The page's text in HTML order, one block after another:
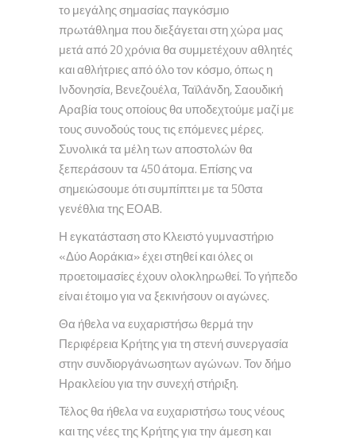
το μεγάλης σημασίας παγκόσμιο
πρωτάθλημα που διεξάγεται στη χώρα μας
μετά από 20 χρόνια θα συμμετέχουν αθλητές
και αθλήτριες από όλο τον κόσμο, όπως η
Ινδονησία, Βενεζουέλα, Ταϊλάνδη, Σαουδική
Αραβία τους οποίους θα υποδεχτούμε μαζί με
τους συνοδούς τους τις επόμενες μέρες.
Συνολικά τα μέλη των αποστολών θα
ξεπεράσουν τα 450 άτομα. Επίσης να
σημειώσουμε ότι συμπίπτει με τα 50στα
γενέθλια της ΕΟΑΒ.
Η εγκατάσταση στο Κλειστό γυμναστήριο
«Δύο Αοράκια» έχει στηθεί και όλες οι
προετοιμασίες έχουν ολοκληρωθεί. Το γήπεδο
είναι έτοιμο για να ξεκινήσουν οι αγώνες.
Θα ήθελα να ευχαριστήσω θερμά την
Περιφέρεια Κρήτης για τη στενή συνεργασία
στην συνδιοργάνωσητων αγώνων. Τον δήμο
Ηρακλείου για την συνεχή στήριξη.
Τέλος θα ήθελα να ευχαριστήσω τους νέους
και της νέες της Κρήτης για την άμεση και